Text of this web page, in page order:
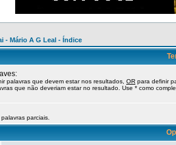
- Mário A G Leal - Índice
palavras que devem estar nos resultados, OR para definir
que não deveriam estar no resultado. Use * como
parciais.